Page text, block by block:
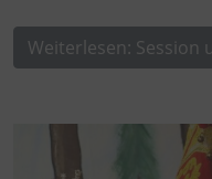
Weiterlesen: Session